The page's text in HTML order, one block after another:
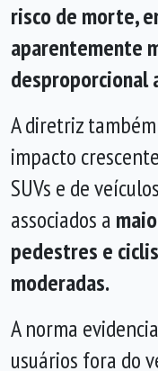
risco de morte,
aparentemente
desproporcional
A diretriz
impacto
SUVs e de
associados a
pedestres e
moderadas.
A norma
usuários fora do